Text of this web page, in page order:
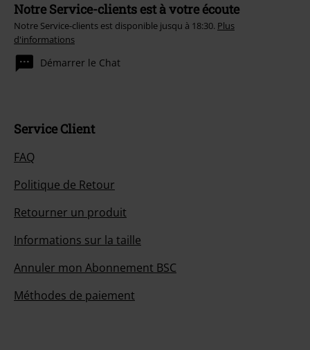
Notre Service-clients est à votre écoute
Notre Service-clients est disponible jusqu à 18:30. Plus
d'informations
Démarrer le Chat
Service Client
FAQ
Politique de Retour
Retourner un produit
Informations sur la taille
Annuler mon Abonnement BSC
Méthodes de paiement